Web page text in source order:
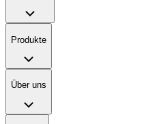
Produkte
Über uns